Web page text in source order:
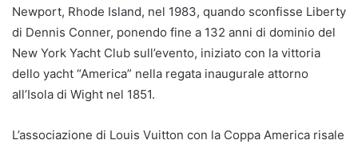
Newport, Rhode Island, nel 1983, quando sconfisse Liberty
di Dennis Conner, ponendo fine a 132 anni di dominio del
New York Yacht Club sull’evento, iniziato con la vittoria
dello yacht “America” nella regata inaugurale attorno
all’Isola di Wight nel 1851.
L’associazione di Louis Vuitton con la Coppa America risale